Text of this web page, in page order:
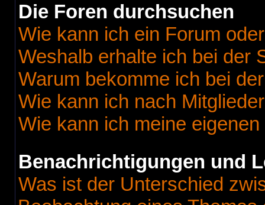
Die Foren durchsuchen
Wie kann ich ein Forum
Weshalb erhalte ich bei der
Warum bekomme ich bei
Wie kann ich nach
Wie kann ich meine
Benachrichtigungen und
Was ist der Unterschied